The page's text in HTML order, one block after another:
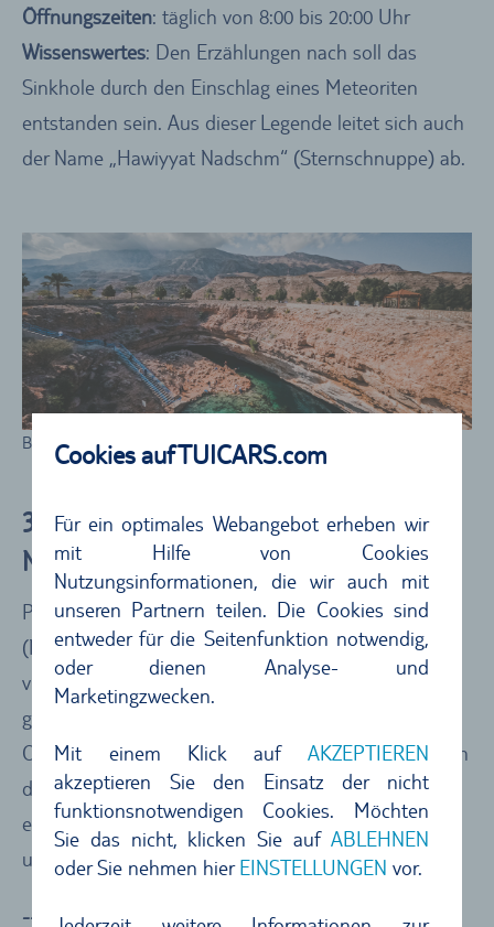
Cookies auf TUICARS.com
Für ein optimales Webangebot erheben wir
mit Hilfe von Cookies
Nutzungsinformationen, die wir auch mit
unseren Partnern teilen. Die Cookies sind
entweder für die Seitenfunktion notwendig,
oder dienen Analyse- und
Marketingzwecken.
Mit einem Klick aufAKZEPTIEREN
akzeptieren Sie den Einsatz der nicht
funktionsnotwendigen Cookies. Möchten
Sie das nicht, klicken Sie aufABLEHNEN
oder Sie nehmen hierEINSTELLUNGEN vor.
Öffnungszeiten: täglich von 8:00 bis 20:00 Uhr
Wissenswertes: Den Erzählungen nach soll das
Sinkhole durch den Einschlag eines Meteoriten
entstanden sein. Aus dieser Legende leitet sich auch
der Name „Hawiyyat Nadschm“ (Sternschnuppe) ab.
Bimmah Sinkhole in Oman
3.) Nizwa – eine Altstadt wie aus 1001
Nacht
Prächtige Gärten, Palmenhaine, authentische Souks
(Markt-Viertel) und eine wunderschöne Altstadt mit
viel orientalischem Flair: Die Oasen-Stadt Nizwa
gehört für uns zu den Top-Sehenswürdigkeiten im
Oman. Zumal sich hier eine der schönsten Festungen
des Landes befindet, von deren Rundturm aus sich
ein spektakulärer Ausblick auf die Stadt und die
umliegenden Berge bietet.
----Short-Facts Nizwa----